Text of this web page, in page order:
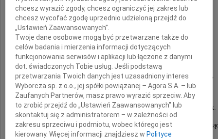
W dniu 30 stycznia 2018 roku
zmarł w Warszawie w wieku 84 lat
Profesor
Wiesław Grudzewski
członek korespondent Polskiej Akademii Nauk.
Jeden z najwybitniejszych przedstawicieli nauk o
specjalista w zakresie zarządzania wiedzą,
chcesz wyrazić zgody, chcesz ograniczyć jej zakres lub
chcesz wycofać zgodę uprzednio udzieloną przejdź do
„Ustawień Zaawansowanych”.
Twoje dane osobowe mogą być przetwarzane także do
celów badania i mierzenia informacji dotyczących
funkcjonowania serwisów i aplikacji lub łączone z danymi
dot. świadczonych Tobie usług. Jeśli podstawą
przetwarzania Twoich danych jest uzasadniony interes
Wyborcza sp. z o.o., jej spółki powiązanej – Agora S.A. – lub
Zaufanych Partnerów, masz prawo wyrazić sprzeciw. Aby
to zrobić przejdź do „Ustawień Zaawansowanych” lub
skontaktuj się z administratorem – w zależności od
zakresu sprzeciwu i podmiotu, wobec którego jest
kierowany. Więcej informacji znajdziesz w Polityce